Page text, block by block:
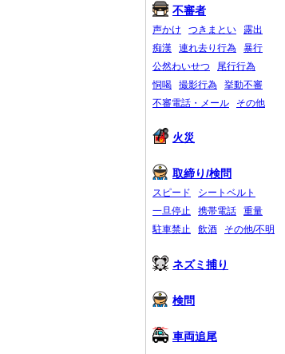
不審者
声かけ つきまとい
露出
痴漢
連れ去り行為
暴行
公然わいせつ
尾行行為
恫喝
撮影行為
挙動不審
不審電話・メール
その他
火災
取締り/検問
スピード
シートベルト
一旦停止
携帯電話
重量
駐車禁止
飲酒 その他/不明
ネズミ捕り
検問
車両追尾